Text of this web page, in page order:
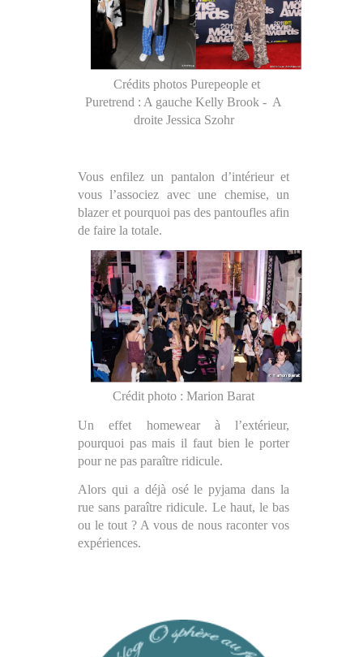
Crédits photos Purepeople et
Puretrend : A gauche Kelly Brook - A
droite Jessica Szohr
Vous enfilez un pantalon d’intérieur et
vous l’associez avec une chemise, un
blazer et pourquoi pas des pantoufles afin
de faire la totale.
Crédit photo : Marion Barat
Un effet homewear à l’extérieur,
pourquoi pas mais il faut bien le porter
pour ne pas paraître ridicule.
Alors qui a déjà osé le pyjama dans la
rue sans paraître ridicule. Le haut, le bas
ou le tout ? A vous de nous raconter vos
expériences.